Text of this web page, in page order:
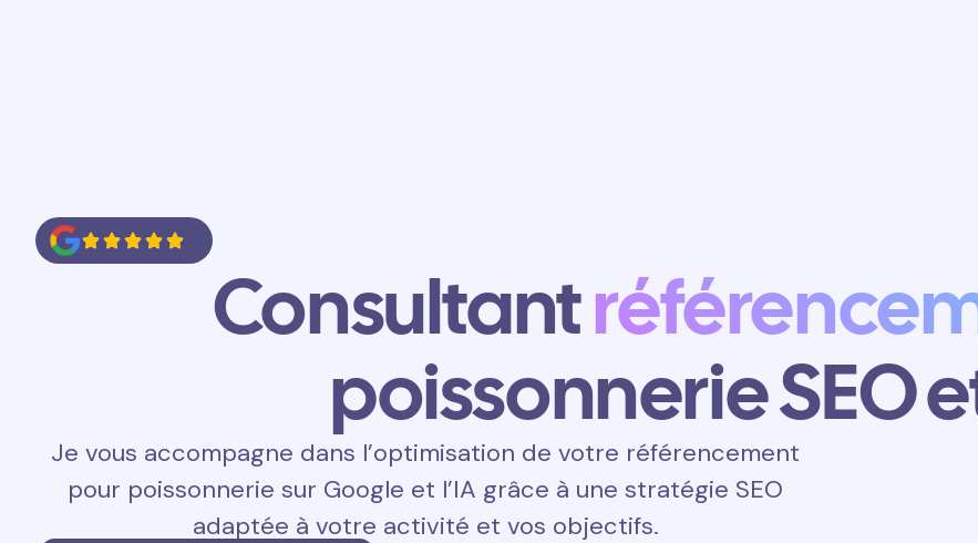
Consultant
poissonnerie SEO
Je vous accompagne dans l’optimisation de votre référencement
pour poissonnerie sur Google et l’IA grâce à une stratégie SEO
adaptée à votre activité et vos objectifs.